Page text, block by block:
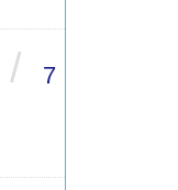
/ 7